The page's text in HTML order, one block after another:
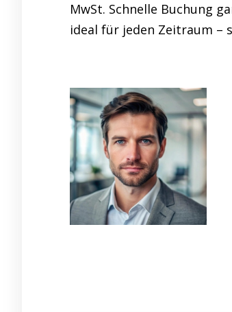
MwSt. Schnelle Buchung
ideal für jeden Zeitraum –